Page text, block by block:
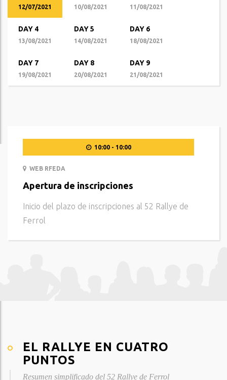
12/07/2021 10/08/2021 11/08/2021
DAY 4
13/08/2021
DAY 5
14/08/2021
DAY 6
18/08/2021
DAY 7
19/08/2021
DAY 8
20/08/2021
DAY 9
21/08/2021
10:00 - 10:00
WEB RFEDA
Apertura de inscripciones
Inicio del plazo de inscripciones al 52 Rallye de
Ferrol
EL RALLYE EN CUATRO
PUNTOS
Resumen simplificado del 52 Rallye de Ferrol